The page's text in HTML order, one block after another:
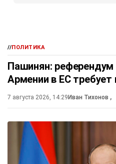
//ПОЛИТИКА
Пашинян: референдум
Армении в ЕС требует
7 августа 2026, 14:29 Иван Тихонов ,